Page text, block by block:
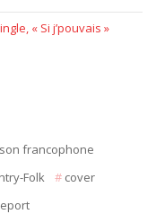
« Si j’pouvais »
francophone
Folk
cover